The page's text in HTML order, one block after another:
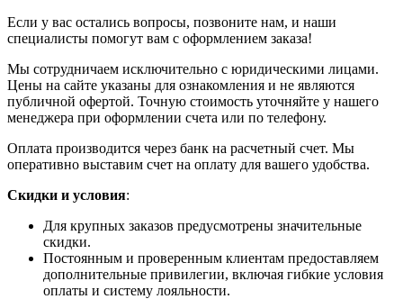
Если у вас остались вопросы, позвоните нам, и наши
специалисты помогут вам с оформлением заказа!
Мы сотрудничаем исключительно с юридическими лицами.
Цены на сайте указаны для ознакомления и не являются
публичной офертой. Точную стоимость уточняйте у нашего
менеджера при оформлении счета или по телефону.
Оплата производится через банк на расчетный счет. Мы
оперативно выставим счет на оплату для вашего удобства.
Скидки и условия:
Для крупных заказов предусмотрены значительные
скидки.
Постоянным и проверенным клиентам предоставляем
дополнительные привилегии, включая гибкие условия
оплаты и систему лояльности.